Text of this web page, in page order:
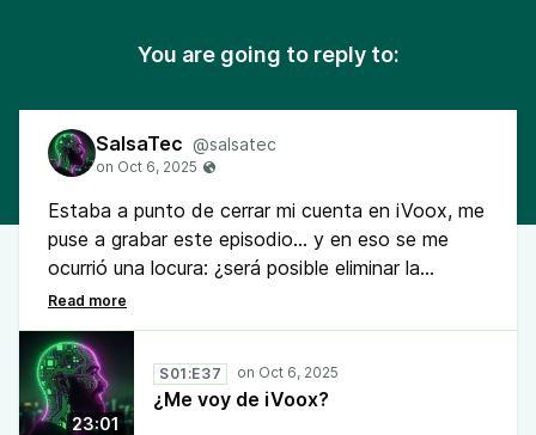
You are going to reply to:
SalsaTec @salsatec
Estaba a punto de cerrar mi cuenta en iVoox, me
puse a grabar este episodio... y en eso se me
ocurrió una locura: ¿será posible eliminar la
publicidad de mis podcast para los usuarios free
en iVoox? Sí esto fuera posible, me encantaría
hacer crecer una comunidad dentro de esa
plataforma. Ya les escribí, dudo que se pueda...
pero veremos a ver que dicen en otro episodio.
23:01
S01:E37
¿Me voy de iVoox?